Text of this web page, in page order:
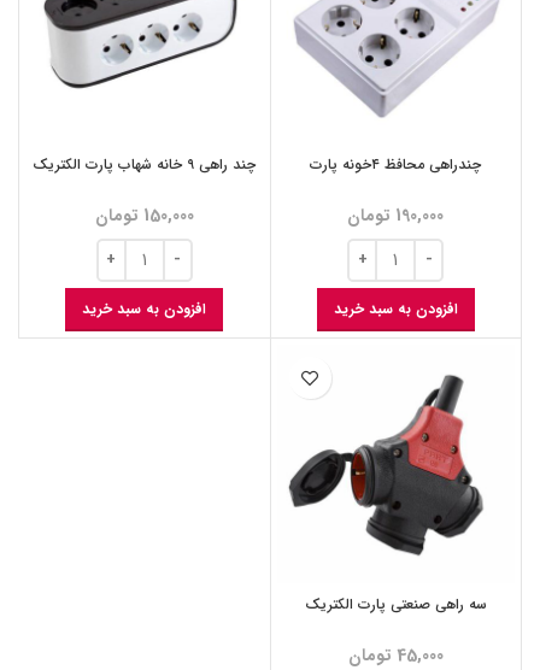
چندراهی محافظ ۴خونه پارت
190,000 تومان
افزودن به سبد خرید
چند راهی ۹ خانه شهاب پارت الکتریک
150,000 تومان
افزودن به سبد خرید
سه راهی صنعتی پارت الکتریک
45,000 تومان